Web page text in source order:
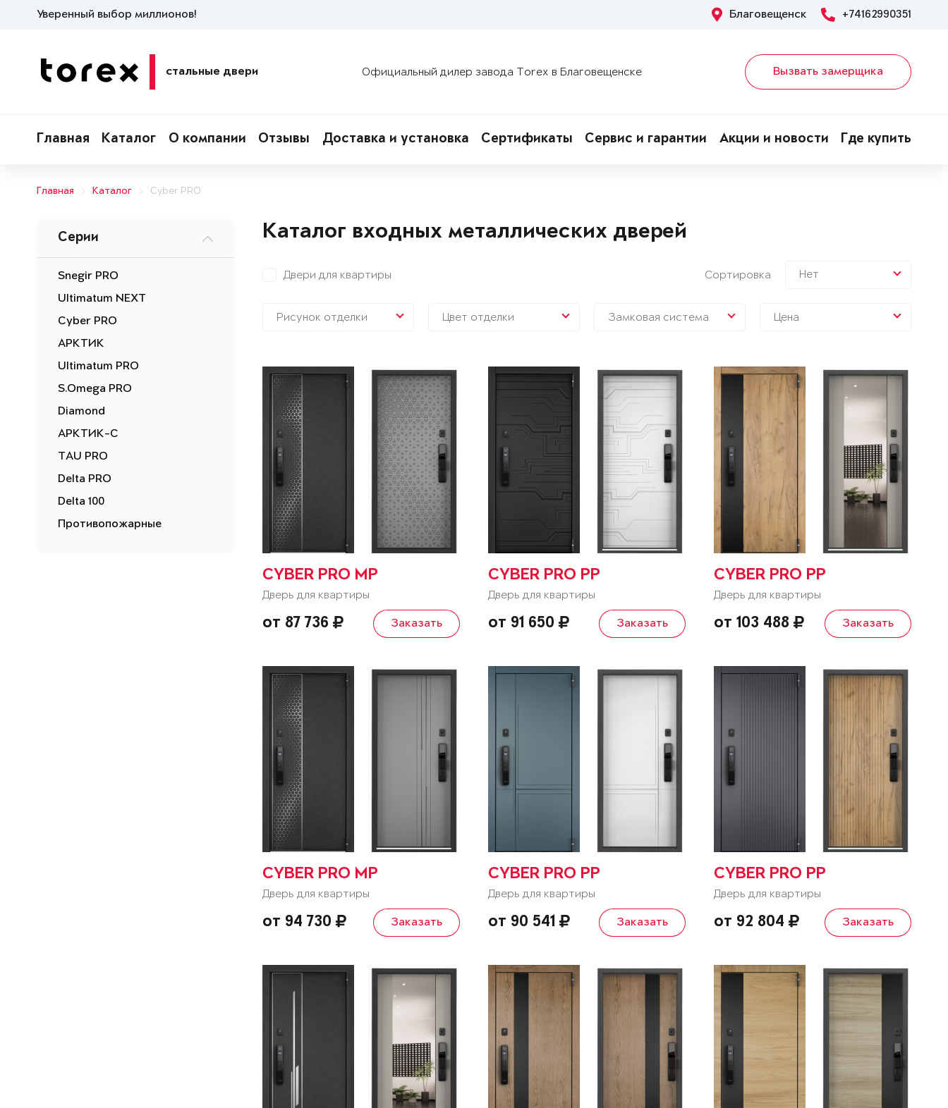
Уверенный выбор миллионов! Благовещенск +74162990351
стальные двери Официальный дилер завода Torex в Благовещенске Вызвать замерщика
Главная Каталог О компании Отзывы Доставка и установка Сертификаты Сервис и гарантии Акции и новости Где купить
Главная Каталог Cyber PRO
Серии
Snegir PRO
Ultimatum NEXT
Cyber PRO
АРКТИК
Ultimatum PRO
S.Omega PRO
Diamond
АРКТИК-С
TAU PRO
Delta PRO
Delta 100
Противопожарные
Каталог входных металлических дверей
Двери для квартиры Сортировка Нет
Рисунок отделки Цвет отделки Замковая система Цена
CYBER PRO MP
Дверь для квартиры
от 87 736 Заказать
CYBER PRO PP
Дверь для квартиры
от 91 650 Заказать
CYBER PRO PP
Дверь для квартиры
от 103 488 Заказать
CYBER PRO MP
Дверь для квартиры
от 94 730 Заказать
CYBER PRO PP
Дверь для квартиры
от 90 541 Заказать
CYBER PRO PP
Дверь для квартиры
от 92 804 Заказать